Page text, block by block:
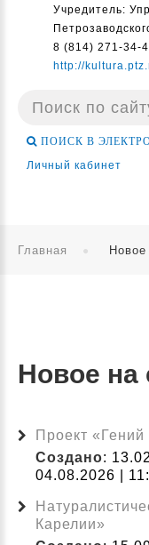
Учредитель:
8 (814) 271-34-
http://
Поиск
ПОИСК В
Личный кабинет
Главная Новое
Новое на
Проект «Гений
Создано:
04.08.2026 |
Карелии»